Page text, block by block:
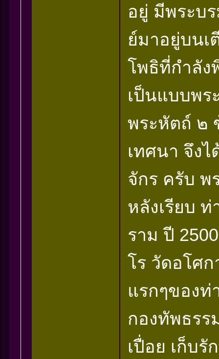
อยู่ มีพระบ
ย์มาอยู่บน
โพธิที่กำลั
เป็นแบบพร
พระหัตถ์ ๒
เทศนา จึง
จักร ครับ พ
หลังเรียบ
ราม ปี
โร วัดอโศ
แรกๆของท่
กองทัพธรร
เปื่อย เก็บ